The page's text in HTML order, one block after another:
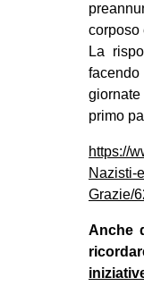
corposo
La
primo
https://
Nazisti-
Grazie/
Anche